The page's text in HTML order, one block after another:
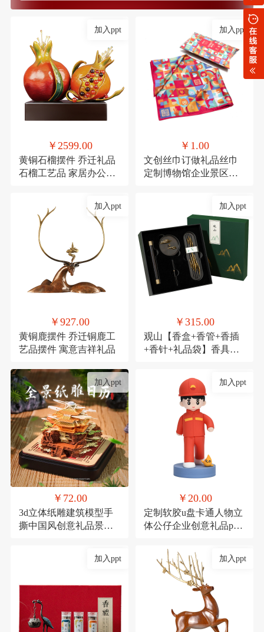
加入ppt
￥2599.00
黄铜石榴摆件 乔迁礼品
石榴工艺品 家居办公装
加入ppt
￥1.00
文创丝巾订做礼品丝巾
定制博物馆企业景区文
加入ppt
￥927.00
黄铜鹿摆件 乔迁铜鹿工
艺品摆件 寓意吉祥礼品
加入ppt
￥315.00
观山【香盒+香管+香插
+香针+礼品袋】香具商
加入ppt
￥72.00
3d立体纸雕建筑模型手
撕中国风创意礼品景点
加入ppt
￥20.00
定制软胶u盘卡通人物立
体公仔企业创意礼品pvc
加入ppt 加入ppt